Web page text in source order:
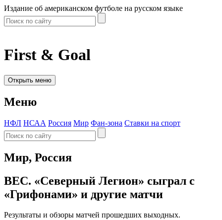
Издание об американском футболе на русском языке
First & Goal
Открыть меню
Меню
НФЛ НСАА Россия Мир Фан-зона Ставки на спорт
Мир, Россия
ВЕС. «Северный Легион» сыграл с
«Грифонами» и другие матчи
Результаты и обзоры матчей прошедших выходных.